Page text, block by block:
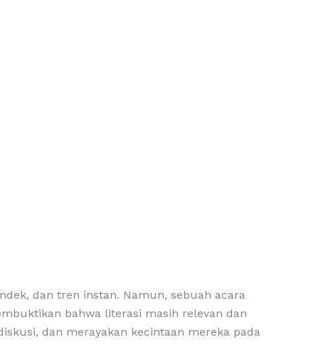
dan tren instan. Namun, sebuah acara
bahwa literasi masih relevan dan
dan merayakan kecintaan mereka pada